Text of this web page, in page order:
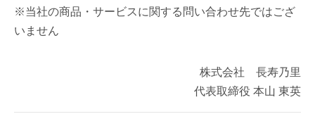
※当社の商品・サービスに関する問い合わせ先ではござ
いません
株式会社 長寿乃里
代表取締役 本山 東英